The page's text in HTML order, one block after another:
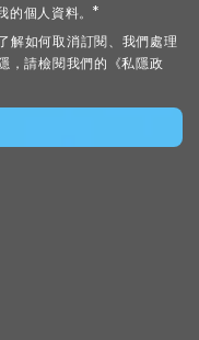
的個人資料。*
解如何取消訂閱、我們處理
，請檢閱我們的《私隱政